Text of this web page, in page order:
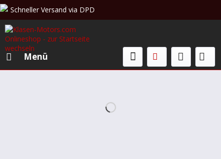
Schneller Versand via DPD
Beratung & Verkauf: +49 (0)208 62 67 34 02
Menü